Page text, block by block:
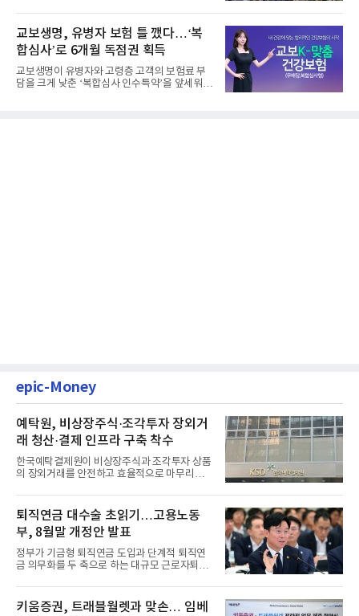
교보생명, 유병자 보험 틀 깼다…‘복
합심사’로 6개월 독점권 획득
교보생명이 유병자와 고령층 고객의 보험료 부
담을 크게 낮춘 ‘복합심사 인수특약’을 앞세워
epic-Money
예탁원, 비상장주식·조각투자 장외거
래 청산·결제 인프라 구축 착수
한국예탁결제원이 비상장주식과 조각투자 상품
의 장외거래를 안전하고 효율적으로 마무리하기
퇴직연금 대수술 초읽기…고용노동
부, 8월말 개정안 발표
정부가 기금형 퇴직연금 도입과 단계적 퇴직연
금 의무화를 두 축으로 하는 대규모 근로자퇴직
키움증권, 트래블월렛과 맞손… 임베